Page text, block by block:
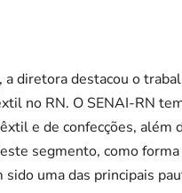
a diretora destacou o
no RN. O SENAI-RN
e de confecções, além
segmento, como
uma das principais